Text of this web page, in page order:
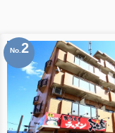
No.2